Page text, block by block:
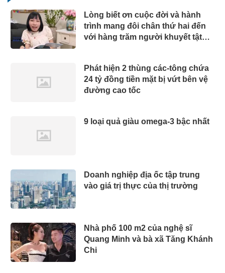
Lòng biết ơn cuộc đời và hành
trình mang đôi chân thứ hai đến
với hàng trăm người khuyết tật
Phát hiện 2 thùng các-tông chứa
24 tỷ đồng tiền mặt bị vứt bên vệ
đường cao tốc
9 loại quả giàu omega-3 bậc nhất
Doanh nghiệp địa ốc tập trung
vào giá trị thực của thị trường
Nhà phố 100 m2 của nghệ sĩ
Quang Minh và bà xã Tăng Khánh
Chi